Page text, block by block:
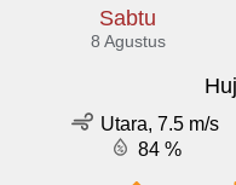
Sabtu
8 Agustus
Utara, 7.5 m/s
84 %